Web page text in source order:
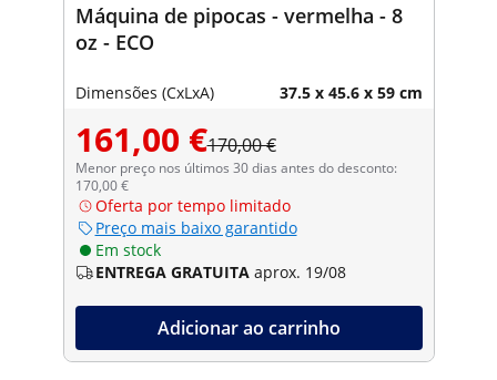
Máquina de pipocas - vermelha - 8
oz - ECO
Dimensões (CxLxA) 37.5 x 45.6 x 59 cm
161,00 €170,00 €
Menor preço nos últimos 30 dias antes do desconto:
170,00 €
Oferta por tempo limitado
Preço mais baixo garantido
Em stock
ENTREGA GRATUITA aprox. 19/08
Adicionar ao carrinho